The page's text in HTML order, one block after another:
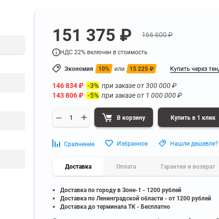
Для рассады и цветов
Показать еще▼
ПО БРЕНДУ
Невилон
Практик
Диком
Пакс-Металл
Металл-Завод
Показать еще
200 мм
300 мм
архив Офисная мебель лофт
Офисная мебель для производства
Офисная мебель для склада
Офисная мебель для госучреждений
151 375 ₽ 166 600 ₽
НДС 22% включен в стоимость
Экономия 10% или 15 225₽ Купить через
146 834₽ -3% при заказе от300 000₽
143 806₽ -5% при заказе от 1 000 000₽
В корзину Купить в 1 клик
Сравнение Избранное Нашли дешевле?
Доставка Оплата Гарантия и возврат
Доставка по городу в Зоне-1 - 1200 рублей
Доставка по Ленинградской области - от 1200 рублей
Доставка до терминала ТК - Бесплатно